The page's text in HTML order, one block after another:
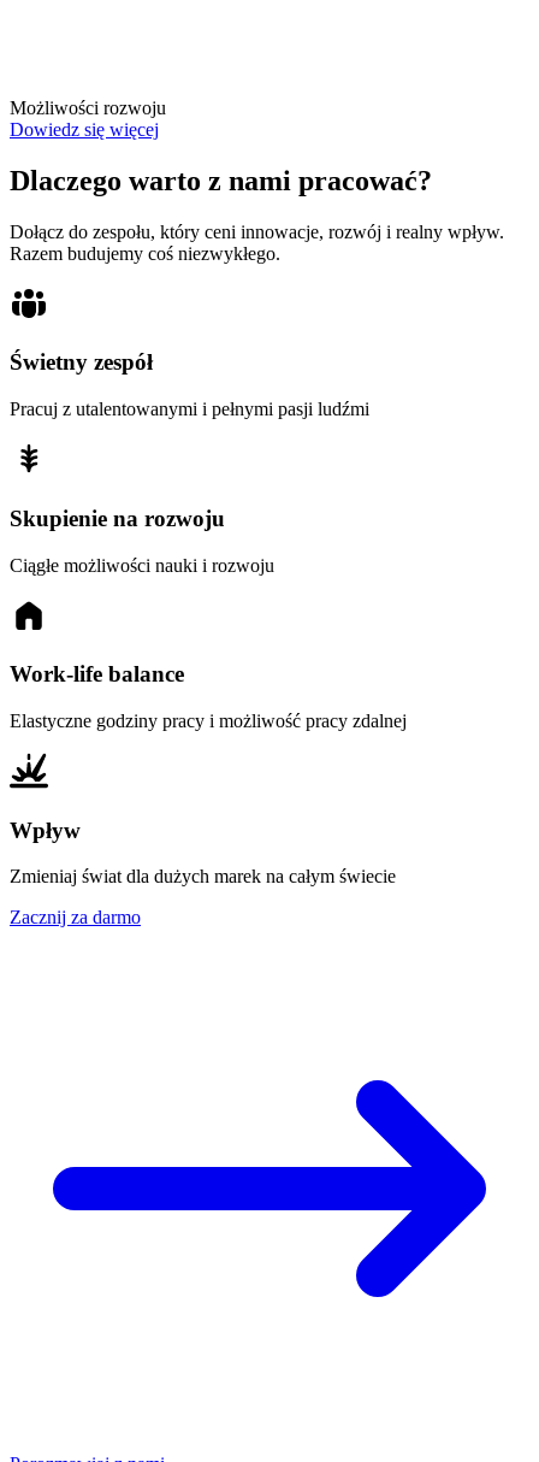
Możliwości rozwoju
Dowiedz się więcej
Dlaczego warto z nami pracować?
Dołącz do zespołu, który ceni innowacje, rozwój i realny wpływ.
Razem budujemy coś niezwykłego.
Świetny zespół
Pracuj z utalentowanymi i pełnymi pasji ludźmi
Skupienie na rozwoju
Ciągłe możliwości nauki i rozwoju
Work-life balance
Elastyczne godziny pracy i możliwość pracy zdalnej
Wpływ
Zmieniaj świat dla dużych marek na całym świecie
Zacznij za darmo